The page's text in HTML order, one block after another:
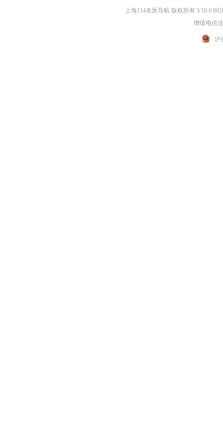
上海114名医导航 版权所有
增值电信
沪